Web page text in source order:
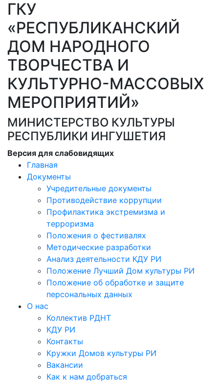
ГКУ
«РЕСПУБЛИКАНСКИЙ
ДОМ НАРОДНОГО
ТВОРЧЕСТВА И
КУЛЬТУРНО-МАССОВЫХ
МЕРОПРИЯТИЙ»
МИНИСТЕРСТВО КУЛЬТУРЫ
РЕСПУБЛИКИ ИНГУШЕТИЯ
Версия для слабовидящих
Главная
Документы
Учредительные документы
Противодействие коррупции
Профилактика экстремизма и
терроризма
Положения о фестивалях
Методические разработки
Анализ деятельности КДУ РИ
Положение Лучший Дом культуры РИ
Положение об обработке и защите
персональных данных
О нас
Коллектив РДНТ
КДУ РИ
Контакты
Кружки Домов культуры РИ
Вакансии
Как к нам добраться